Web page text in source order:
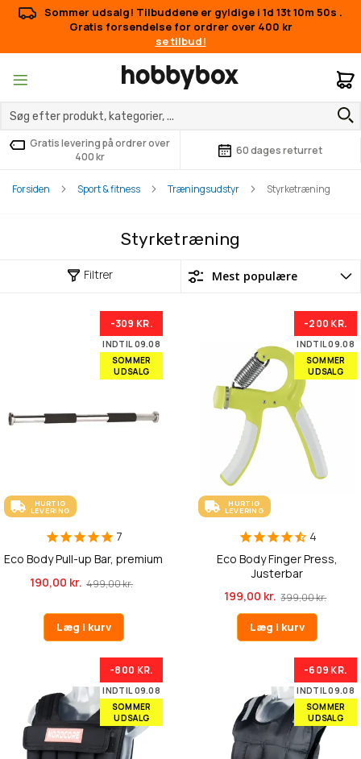
Sommer udsalg! Tilbuddene er gyldige i 1d 13t 10m 50s .
Gratis forsendelse for ordrer over 400 kr
se tilbud!
Gratis levering på ordrer over
400 kr
60 dages returret
Forsiden Sport & fitness Træningsudstyr Styrketræning
Styrketræning
Filtrer
-309 KR.
INDTIL 09.08
SOMMER
UDSALG
HURTIG
LEVERING
7
Eco Body Pull-up Bar, premium
190,00 kr. 499,00 kr.
Læg i kurv
-200 KR.
INDTIL 09.08
SOMMER
UDSALG
HURTIG
LEVERING
4
Eco Body Finger Press,
Justerbar
199,00 kr. 399,00 kr.
Læg i kurv
-800 KR.
INDTIL 09.08
SOMMER
UDSALG
-609 KR.
INDTIL 09.08
SOMMER
UDSALG